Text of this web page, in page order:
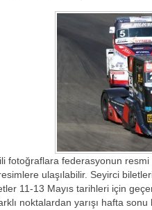
fotoğraflara federasyonun
ulaşılabilir. Seyirci
11-13 Mayıs tarihleri için
noktalardan yarışı hafta